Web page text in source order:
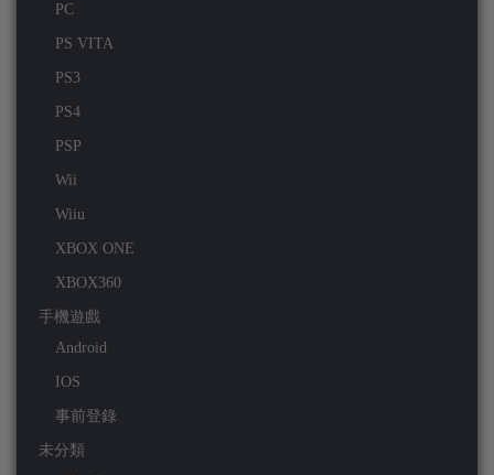
PC
PS VITA
PS3
PS4
PSP
Wii
Wiiu
XBOX ONE
XBOX360
手機遊戲
Android
IOS
事前登錄
未分類